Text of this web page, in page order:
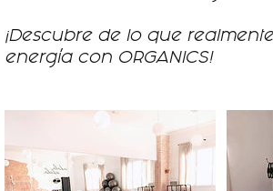
¡Descubre de lo que
energía con ORGANICS!